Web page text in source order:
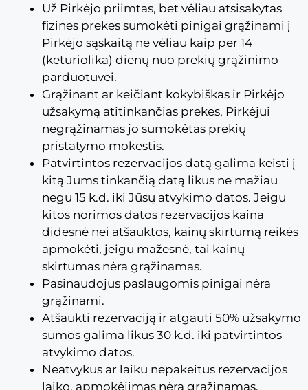
Už Pirkėjo priimtas, bet vėliau atsisakytas
fizines prekes sumokėti pinigai grąžinami į
Pirkėjo sąskaitą ne vėliau kaip per 14
(keturiolika) dienų nuo prekių grąžinimo
parduotuvei.
Grąžinant ar keičiant kokybiškas ir Pirkėjo
užsakymą atitinkančias prekes, Pirkėjui
negrąžinamas jo sumokėtas prekių
pristatymo mokestis.
Patvirtintos rezervacijos datą galima keisti į
kitą Jums tinkančią datą likus ne mažiau
negu 15 k.d. iki Jūsų atvykimo datos. Jeigu
kitos norimos datos rezervacijos kaina
didesnė nei atšauktos, kainų skirtumą reikės
apmokėti, jeigu mažesnė, tai kainų
skirtumas nėra grąžinamas.
Pasinaudojus paslaugomis pinigai nėra
grąžinami.
Atšaukti rezervaciją ir atgauti 50% užsakymo
sumos galima likus 30 k.d. iki patvirtintos
atvykimo datos.
Neatvykus ar laiku nepakeitus rezervacijos
laiko, apmokėjimas nėra grąžinamas.